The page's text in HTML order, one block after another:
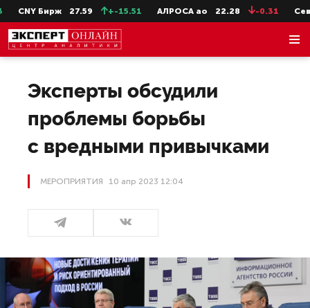
27.59 +-15.51 АЛРОСА ао 22.28 -0.31 СевСт-ао
Эксперты обсудили
проблемы борьбы
с вредными привычками
МЕРОПРИЯТИЯ 10 апр 2023 12:04